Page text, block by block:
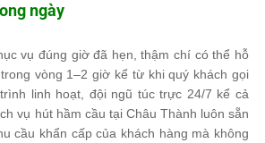
ngày
vụ đúng giờ đã hẹn, thậm chí có thể hỗ
vòng 1–2 giờ kể từ khi quý khách gọi
linh hoạt, đội ngũ túc trực 24/7 kể cả
vụ hút hầm cầu tại Châu Thành luôn sẵn
cầu khẩn cấp của khách hàng mà không